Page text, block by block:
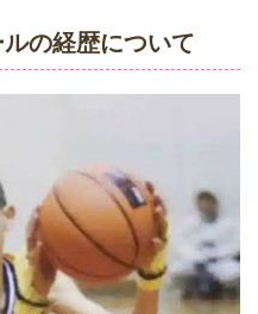
の経歴について